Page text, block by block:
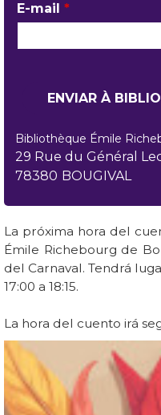
E-mail *
Bibliothèque Émile
29 Rue du Général
78380 BOUGIVAL
La próxima hora del
Émile Richebourg de
del Carnaval. Tendrá
17:00 a 18:15.
La hora del cuento irá